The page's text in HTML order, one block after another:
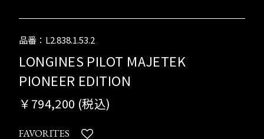
品番：L2.838.1.53.2
LONGINES PILOT MAJETEK
PIONEER EDITION
￥794,200 (税込)
FAVORITES